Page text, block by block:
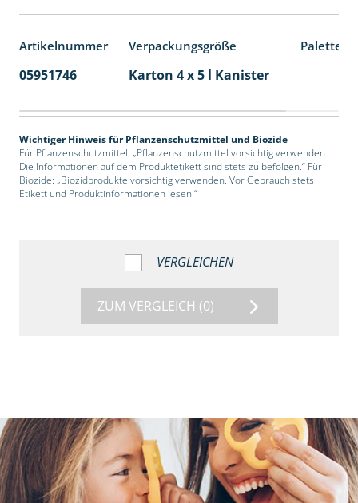
Artikelnummer Verpackungsgröße
05951746 Karton 4 x 5 l Kanister
Wichtiger Hinweis für Pflanzenschutzmittel und Biozide
Für Pflanzenschutzmittel: „Pflanzenschutzmittel vorsichtig verwenden.
Die Informationen auf dem Produktetikett sind stets zu befolgen.“ Für
Biozide: „Biozidprodukte vorsichtig verwenden. Vor Gebrauch stets
Etikett und Produktinformationen lesen.“
VERGLEICHEN
ZUM VERGLEICH (0)